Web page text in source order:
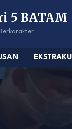
5 BATAM